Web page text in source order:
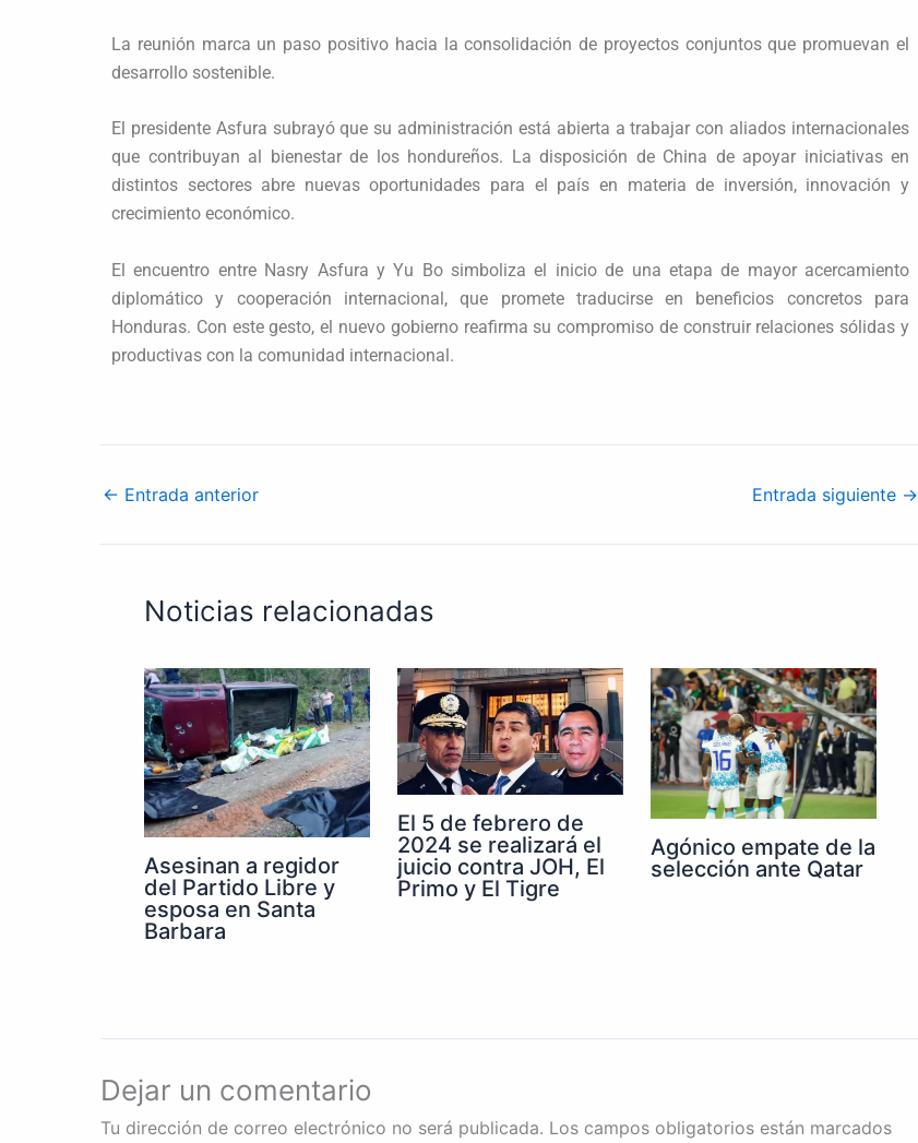
La reunión marca un paso positivo hacia la consolidación de proyectos conjuntos que promuevan el
desarrollo sostenible.
El presidente Asfura subrayó que su administración está abierta a trabajar con aliados internacionales
que contribuyan al bienestar de los hondureños. La disposición de China de apoyar iniciativas en
distintos sectores abre nuevas oportunidades para el país en materia de inversión, innovación y
crecimiento económico.
El encuentro entre Nasry Asfura y Yu Bo simboliza el inicio de una etapa de mayor acercamiento
diplomático y cooperación internacional, que promete traducirse en beneficios concretos para
Honduras. Con este gesto, el nuevo gobierno reafirma su compromiso de construir relaciones sólidas y
productivas con la comunidad internacional.
← Entrada anterior Entrada siguiente →
Noticias relacionadas
Asesinan a regidor
del Partido Libre y
esposa en Santa
Barbara
El 5 de febrero de
2024 se realizará el
juicio contra JOH, El
Primo y El Tigre
Agónico empate de la
selección ante Qatar
Dejar un comentario
Tu dirección de correo electrónico no será publicada. Los campos obligatorios están marcados